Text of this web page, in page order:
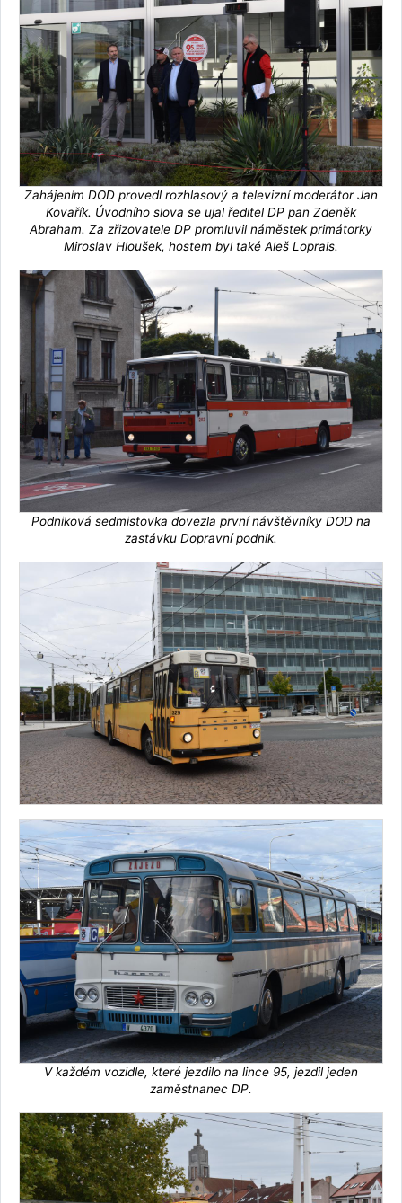
Zahájením DOD provedl rozhlasový a televizní moderátor Jan
Kovařík. Úvodního slova se ujal ředitel DP pan Zdeněk
Abraham. Za zřizovatele DP promluvil náměstek primátorky
Miroslav Hloušek, hostem byl také Aleš Loprais.
Podniková sedmistovka dovezla první návštěvníky DOD na
zastávku Dopravní podnik.
V každém vozidle, které jezdilo na lince 95, jezdil jeden
zaměstnanec DP.